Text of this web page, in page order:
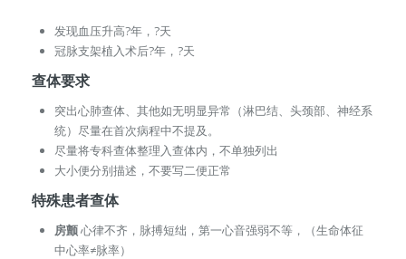
发现血压升高?年，?天
冠脉支架植入术后?年，?天
查体要求
突出心肺查体、其他如无明显异常（淋巴结、头颈部、神经系
统）尽量在首次病程中不提及。
尽量将专科查体整理入查体内，不单独列出
大小便分别描述，不要写二便正常
特殊患者查体
房颤心律不齐，脉搏短绌，第一心音强弱不等，（生命体征
中心率≠脉率）